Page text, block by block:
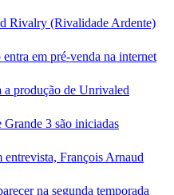
Rivalry (Rivalidade Ardente)
em pré-venda na internet
produção de Unrivaled
Grande 3 são iniciadas
François Arnaud
na segunda temporada